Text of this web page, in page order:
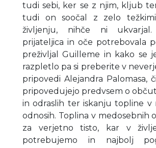
tudi sebi, ker se z njim, kljub
tudi on soočal z zelo
življenju, nihče ni
prijateljica in oče potrebovala
preživljal Guilleme in kako se
razpletlo pa si preberite v
pripovedi Alejandra Palomasa,
pripovedujejo predvsem o
in odraslih ter iskanju topline v
odnosih. Toplina v medosebnih
za verjetno tisto, kar v
potrebujemo in najbolj